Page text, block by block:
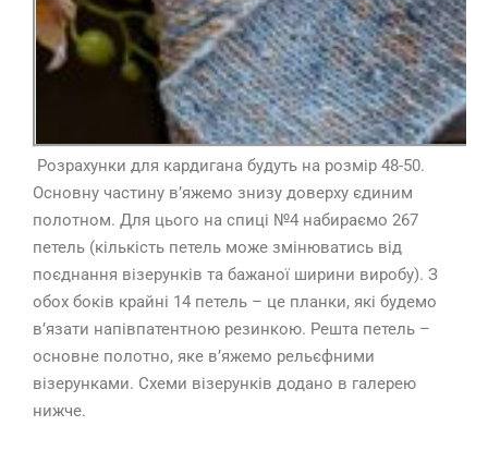
Розрахунки для кардигана будуть на розмір 48-50.
Основну частину в’яжемо знизу доверху єдиним
полотном. Для цього на спиці №4 набираємо 267
петель (кількість петель може змінюватись від
поєднання візерунків та бажаної ширини виробу). З
обох боків крайні 14 петель – це планки, які будемо
в’язати напівпатентною резинкою. Решта петель –
основне полотно, яке в’яжемо рельєфними
візерунками. Схеми візерунків додано в галерею
нижче.